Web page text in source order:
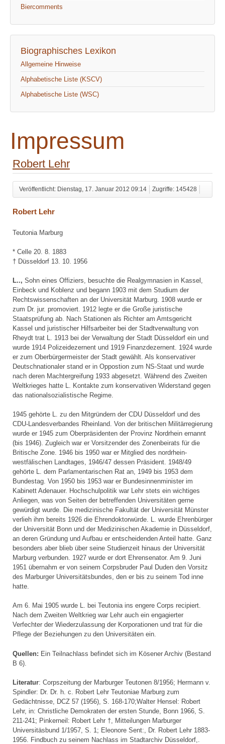
Biercomments
Biographisches Lexikon
Allgemeine Hinweise
Alphabetische Liste (KSCV)
Alphabetische Liste (WSC)
Impressum
Robert Lehr
Veröffentlicht: Dienstag, 17. Januar 2012 09:14 Zugriffe: 145428
Robert Lehr
Teutonia Marburg
* Celle 20. 8. 1883
† Düsseldorf 13. 10. 1956
L.., Sohn eines Offiziers, besuchte die Realgymnasien in Kassel,
Einbeck und Koblenz und begann 1903 mit dem Studium der
Rechtswissenschaften an der Universität Marburg. 1908 wurde er
zum Dr. jur. promoviert. 1912 legte er die Große juristische
Staatsprüfung ab. Nach Stationen als Richter am Amtsgericht
Kassel und juristischer Hilfsarbeiter bei der Stadtverwaltung von
Rheydt trat L. 1913 bei der Verwaltung der Stadt Düsseldorf ein und
wurde 1914 Polizeidezernent und 1919 Finanzdezernent. 1924 wurde
er zum Oberbürgermeister der Stadt gewählt. Als konservativer
Deutschnationaler stand er in Oppostion zum NS-Staat und wurde
nach deren Machtergreifung 1933 abgesetzt. Während des Zweiten
Weltkrieges hatte L. Kontakte zum konservativen Widerstand gegen
das nationalsozialistische Regime.
1945 gehörte L. zu den Mitgründern der CDU Düsseldorf und des
CDU-Landesverbandes Rheinland. Von der britischen Militärregierung
wurde er 1945 zum Oberpräsidenten der Provinz Nordrhein ernannt
(bis 1946). Zugleich war er Vorsitzender des Zonenbeirats für die
Britische Zone. 1946 bis 1950 war er Mitglied des nordrhein-
westfälischen Landtages, 1946/47 dessen Präsident. 1948/49
gehörte L. dem Parlamentarischen Rat an, 1949 bis 1953 dem
Bundestag. Von 1950 bis 1953 war er Bundesinnenminister im
Kabinett Adenauer. Hochschulpolitik war Lehr stets ein wichtiges
Anliegen, was von Seiten der betreffenden Universitäten gerne
gewürdigt wurde. Die medizinische Fakultät der Universität Münster
verlieh ihm bereits 1926 die Ehrendoktorwürde. L. wurde Ehrenbürger
der Universität Bonn und der Medizinischen Akademie in Düsseldorf,
an deren Gründung und Aufbau er entscheidenden Anteil hatte. Ganz
besonders aber blieb über seine Studienzeit hinaus der Universität
Marburg verbunden. 1927 wurde er dort Ehrensenator. Am 9. Juni
1951 übernahm er von seinem Corpsbruder Paul Duden den Vorsitz
des Marburger Universitätsbundes, den er bis zu seinem Tod inne
hatte.
Am 6. Mai 1905 wurde L. bei Teutonia ins engere Corps recipiert.
Nach dem Zweiten Weltkrieg war Lehr auch ein engagierter
Verfechter der Wiederzulassung der Korporationen und trat für die
Pflege der Beziehungen zu den Universitäten ein.
Quellen: Ein Teilnachlass befindet sich im Kösener Archiv (Bestand
B 6).
Literatur: Corpszeitung der Marburger Teutonen 8/1956; Hermann v.
Spindler: Dr. Dr. h. c. Robert Lehr Teutoniae Marburg zum
Gedächtnisse, DCZ 57 (1956), S. 168-170;Walter Hensel: Robert
Lehr, in: Christliche Demokraten der ersten Stunde, Bonn 1966, S.
211-241; Pinkerneil: Robert Lehr †, Mitteilungen Marburger
Universitäsbund 1/1957, S. 1; Eleonore Sent:, Dr. Robert Lehr 1883-
1956. Findbuch zu seinem Nachlass im Stadtarchiv Düsseldorf,.